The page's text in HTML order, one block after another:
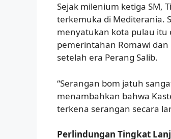
Sejak milenium ketiga SM,
terkemuka di Mediterania.
menyatukan kota pulau itu
pemerintahan Romawi
setelah era Perang Salib.
“Serangan bom jatuh
menambahkan bahwa
terkena serangan secara
Perlindungan Tingkat